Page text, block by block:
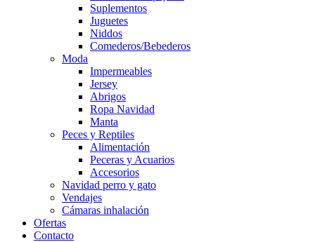
Suplementos
Juguetes
Niddos
Comederos/Bebederos
Moda
Impermeables
Jersey
Abrigos
Ropa Navidad
Manta
Peces y Reptiles
Alimentación
Peceras y Acuarios
Accesorios
Navidad perro y gato
Vendajes
Cámaras inhalación
Ofertas
Contacto